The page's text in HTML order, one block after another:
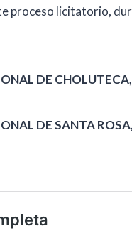
proceso licitatorio,
DE
DE SANTA